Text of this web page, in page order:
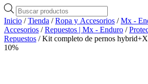
Búsqueda
de
productos
Inicio /Tienda /Ropa y Accesorios /Mx -
Accesorios /Repuestos | Mx - Enduro /
Repuestos / Kit completo de pernos
10%